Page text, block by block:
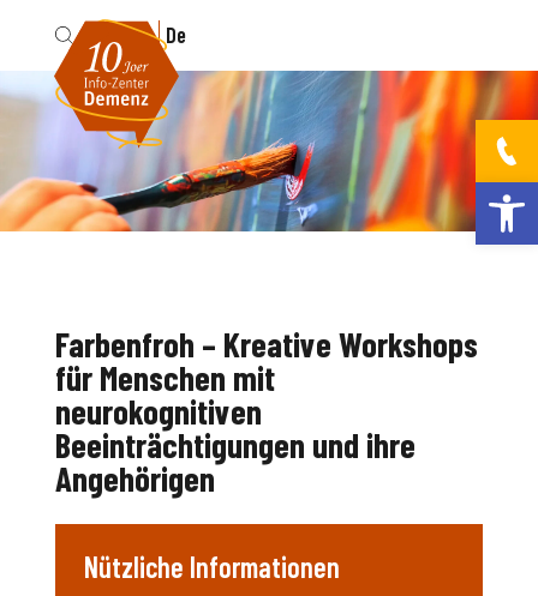
Fr De
Farbenfroh – Kreative Workshops
für Menschen mit
neurokognitiven
Beeinträchtigungen und ihre
Angehörigen
Nützliche Informationen